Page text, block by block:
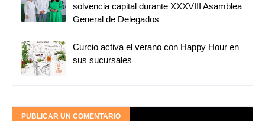
solvencia capital durante XXXVIII Asamblea
General de Delegados
Curcio activa el verano con Happy Hour en
sus sucursales
PUBLICAR UN COMENTARIO